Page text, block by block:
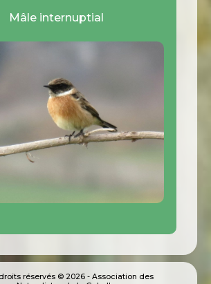
Mâle internuptial
réservés © 2026 - Association des